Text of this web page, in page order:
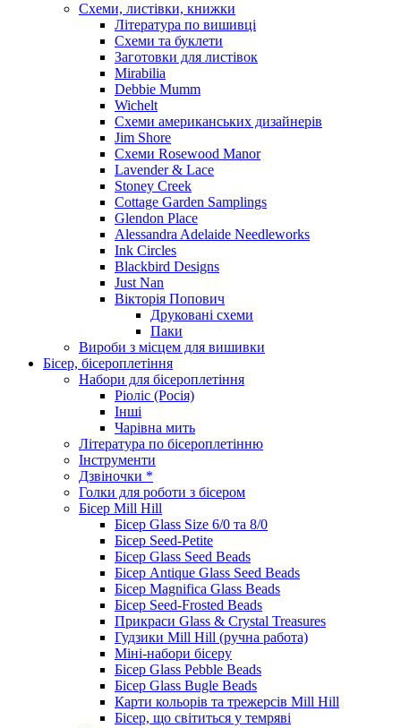
Схеми, листівки, книжки
Література по вишивці
Схеми та буклети
Заготовки для листівок
Mirabilia
Debbie Mumm
Wichelt
Схеми американських дизайнерів
Jim Shore
Cхеми Rosewood Manor
Lavender & Lace
Stoney Creek
Cottage Garden Samplings
Glendon Place
Alessandra Adelaide Needleworks
Ink Circles
Blackbird Designs
Just Nan
Вікторія Попович
Друковані схеми
Паки
Вироби з місцем для вишивки
Бісер, бісероплетіння
Набори для бісероплетіння
Ріоліс (Росія)
Інші
Чарівна мить
Література по бісероплетінню
Інструменти
Дзвіночки *
Голки для роботи з бісером
Бісер Mill Hill
Бісер Glass Size 6/0 та 8/0
Бісер Seed-Petite
Бісер Glass Seed Beads
Бісер Antique Glass Seed Beads
Бісер Magnifica Glass Beads
Бісер Seed-Frosted Beads
Прикраси Glass & Crystal Treasures
Гудзики Mill Hill (ручна работа)
Міні-набори бісеру
Бісер Glass Pebble Beads
Бісер Glass Bugle Beads
Карти кольорів та трежерсів Mill Hill
Бісер, що світиться у темряві